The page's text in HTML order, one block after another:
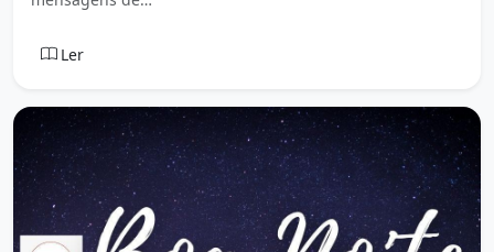
Ler